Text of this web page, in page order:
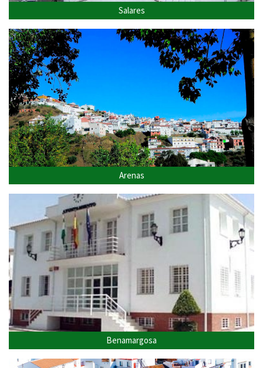
Salares
Arenas
Benamargosa